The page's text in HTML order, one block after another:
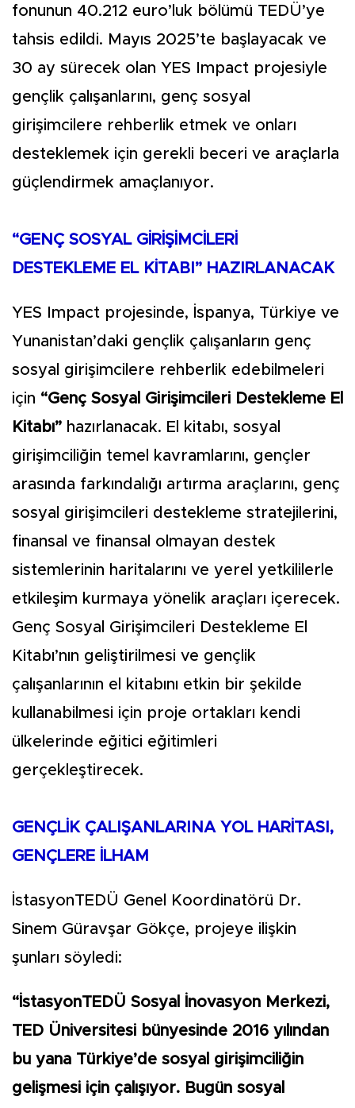
fonunun 40.212 euro’luk bölümü TEDÜ’ye
tahsis edildi. Mayıs 2025’te başlayacak ve
30 ay sürecek olan YES Impact projesiyle
gençlik çalışanlarını, genç sosyal
girişimcilere rehberlik etmek ve onları
desteklemek için gerekli beceri ve araçlarla
güçlendirmek amaçlanıyor.
“GENÇ SOSYAL GİRİŞİMCİLERİ
DESTEKLEME EL KİTABI” HAZIRLANACAK
YES Impact projesinde, İspanya, Türkiye ve
Yunanistan’daki gençlik çalışanların genç
sosyal girişimcilere rehberlik edebilmeleri
için “Genç Sosyal Girişimcileri Destekleme El
Kitabı” hazırlanacak. El kitabı, sosyal
girişimciliğin temel kavramlarını, gençler
arasında farkındalığı artırma araçlarını, genç
sosyal girişimcileri destekleme stratejilerini,
finansal ve finansal olmayan destek
sistemlerinin haritalarını ve yerel yetkililerle
etkileşim kurmaya yönelik araçları içerecek.
Genç Sosyal Girişimcileri Destekleme El
Kitabı’nın geliştirilmesi ve gençlik
çalışanlarının el kitabını etkin bir şekilde
kullanabilmesi için proje ortakları kendi
ülkelerinde eğitici eğitimleri
gerçekleştirecek.
GENÇLİK ÇALIŞANLARINA YOL HARİTASI,
GENÇLERE İLHAM
İstasyonTEDÜ Genel Koordinatörü Dr.
Sinem Güravşar Gökçe, projeye ilişkin
şunları söyledi:
“İstasyonTEDÜ Sosyal İnovasyon Merkezi,
TED Üniversitesi bünyesinde 2016 yılından
bu yana Türkiye’de sosyal girişimciliğin
gelişmesi için çalışıyor. Bugün sosyal